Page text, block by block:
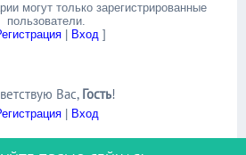
могут только зарегистрированные
пользователи.
| Вход]
Вас, Гость!
| Вход